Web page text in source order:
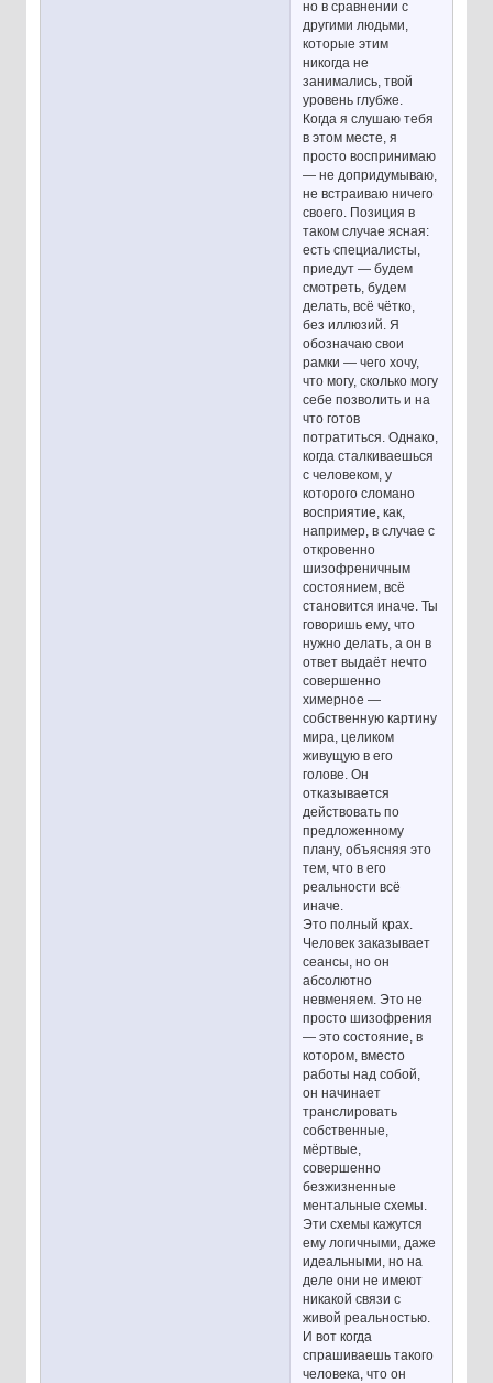
но в сравнении с
другими людьми,
которые этим
никогда не
занимались, твой
уровень глубже.
Когда я слушаю тебя
в этом месте, я
просто воспринимаю
— не допридумываю,
не встраиваю ничего
своего. Позиция в
таком случае ясная:
есть специалисты,
приедут — будем
смотреть, будем
делать, всё чётко,
без иллюзий. Я
обозначаю свои
рамки — чего хочу,
что могу, сколько могу
себе позволить и на
что готов
потратиться. Однако,
когда сталкиваешься
с человеком, у
которого сломано
восприятие, как,
например, в случае с
откровенно
шизофреничным
состоянием, всё
становится иначе. Ты
говоришь ему, что
нужно делать, а он в
ответ выдаёт нечто
совершенно
химерное —
собственную картину
мира, целиком
живущую в его
голове. Он
отказывается
действовать по
предложенному
плану, объясняя это
тем, что в его
реальности всё
иначе.
Это полный крах.
Человек заказывает
сеансы, но он
абсолютно
невменяем. Это не
просто шизофрения
— это состояние, в
котором, вместо
работы над собой,
он начинает
транслировать
собственные,
мёртвые,
совершенно
безжизненные
ментальные схемы.
Эти схемы кажутся
ему логичными, даже
идеальными, но на
деле они не имеют
никакой связи с
живой реальностью.
И вот когда
спрашиваешь такого
человека, что он